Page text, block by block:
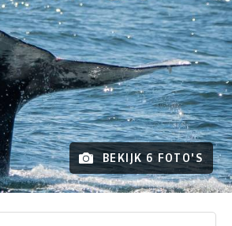
BEKIJK 6 FOTO'S